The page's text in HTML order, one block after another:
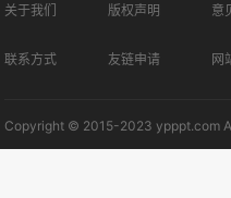
关于我们 版权声明 意
联系方式 友链申请 网
Copyright © 2015-2023 ypppt.com